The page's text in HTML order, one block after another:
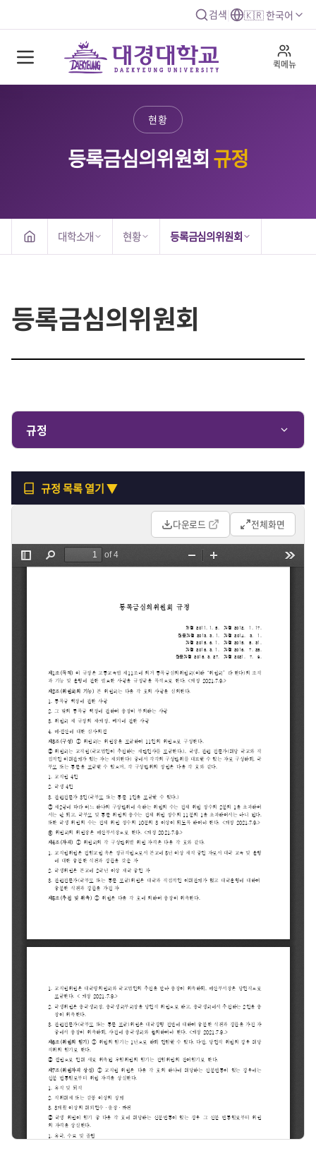
검색 🇰🇷 한국어
퀵메뉴
현황
등록금심의위원회규정
대학소개 현황 등록금심의위원회
등록금심의위원회
규정
규정 목록 열기 ▼
다운로드 전체화면